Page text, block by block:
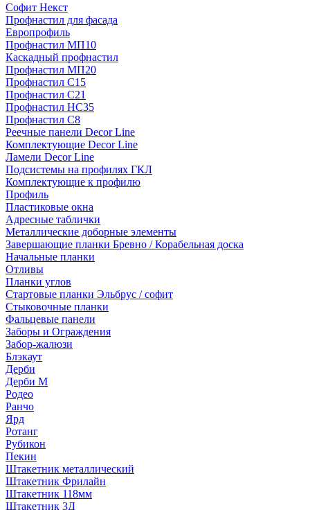
Софит Некст
Профнастил для фасада
Европрофиль
Профнастил МП10
Каскадный профнастил
Профнастил МП20
Профнастил С15
Профнастил С21
Профнастил НС35
Профнастил С8
Реечные панели Decor Line
Комплектующие Decor Line
Ламели Decor Line
Подсистемы на профилях ГКЛ
Комплектующие к профилю
Профиль
Пластиковые окна
Адресные таблички
Металлические доборные элементы
Завершающие планки Бревно / Корабельная доска
Начальные планки
Отливы
Планки углов
Стартовые планки Эльбрус / софит
Стыковочные планки
Фальцевые панели
Заборы и Ограждения
Забор-жалюзи
Блэкаут
Дерби
Дерби M
Родео
Ранчо
Ярд
Ротанг
Рубикон
Пекин
Штакетник металлический
Штакетник Фрилайн
Штакетник 118мм
Штакетник 3Д